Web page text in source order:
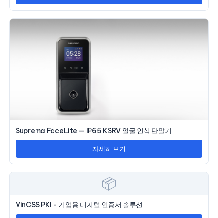
Suprema FaceLite — IP65 KSRV 얼굴 인식 단말기
자세히 보기
📦
VinCSS PKI - 기업용 디지털 인증서 솔루션